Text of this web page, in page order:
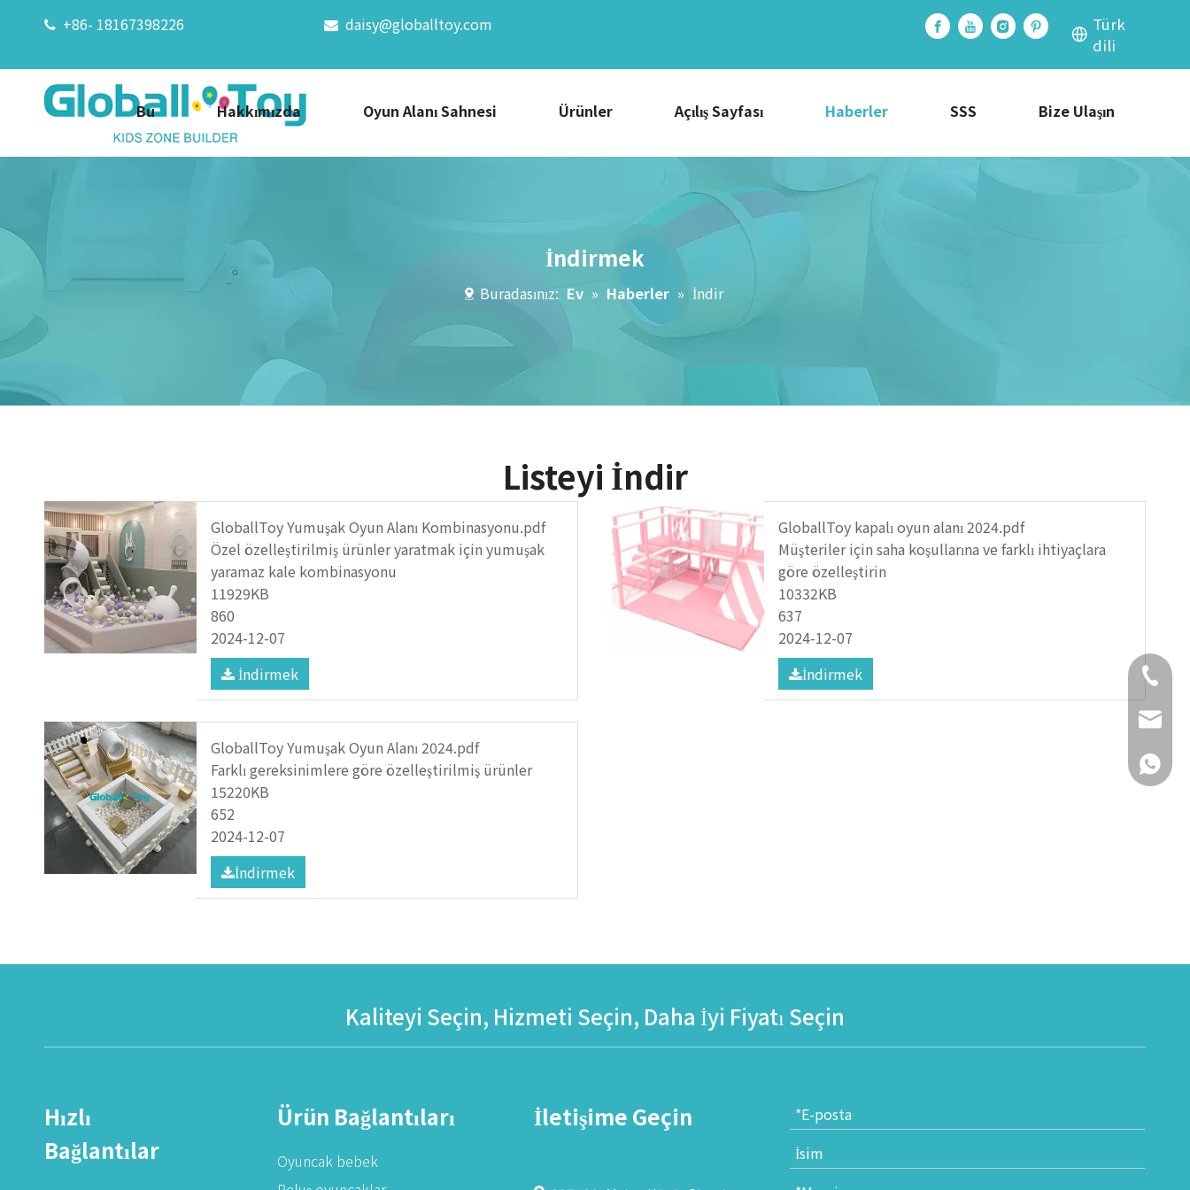
 +86- 18167398226  daisy@globalltoy.com
Türk
dili
Bu Hakkımızda Oyun Alanı Sahnesi Ürünler Açılış Sayfası Haberler SSS Bize Ulaşın
İndirmek
Buradasınız: Ev » Haberler » İndir
Listeyi İndir
GloballToy Yumuşak Oyun Alanı Kombinasyonu.pdf
Özel özelleştirilmiş ürünler yaratmak için yumuşak
yaramaz kale kombinasyonu
11929KB
860
2024-12-07
İndirmek
GloballToy kapalı oyun alanı 2024.pdf
Müşteriler için saha koşullarına ve farklı ihtiyaçlara
göre özelleştirin
10332KB
637
2024-12-07
İndirmek
GloballToy Yumuşak Oyun Alanı 2024.pdf
Farklı gereksinimlere göre özelleştirilmiş ürünler
15220KB
652
2024-12-07
İndirmek
Kaliteyi Seçin, Hizmeti Seçin, Daha İyi Fiyatı Seçin
Hızlı
Bağlantılar
Ürün Bağlantıları
Oyuncak bebek
İletişime Geçin
+86-
+86-